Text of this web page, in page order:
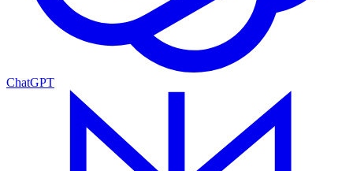
ChatGPT